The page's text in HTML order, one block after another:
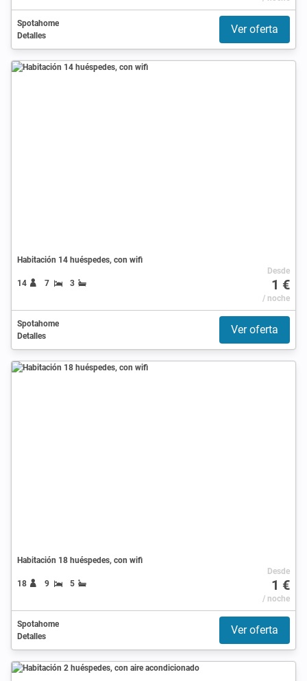
Spotahome
Detalles
Ver oferta
Habitación 14 huéspedes, con wifi
14 7 3
Desde
1 €
/ noche
Spotahome
Detalles
Ver oferta
Habitación 18 huéspedes, con wifi
18 9 5
Desde
1 €
/ noche
Spotahome
Detalles
Ver oferta